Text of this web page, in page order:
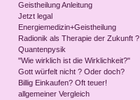
Geistheilung Anleitung
Jetzt legal
Energiemedizin+Geistheilung
Radionik als Therapie der Zukunft ?
Quantenpysik
"Wie wirklich ist die Wirklichkeit?"
Gott würfelt nicht ? Oder doch?
Billig Einkaufen? Oft teuer!
allgemeiner Vergleich